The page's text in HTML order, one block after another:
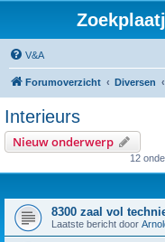
V&A
Forumoverzicht Diversen
Interieurs
Nieuw onderwerp
12
8300 zaal vol
Laatste bericht door